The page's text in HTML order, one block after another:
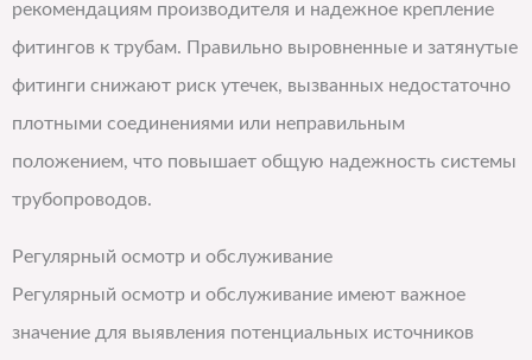
рекомендациям производителя и надежное крепление
фитингов к трубам. Правильно выровненные и затянутые
фитинги снижают риск утечек, вызванных недостаточно
плотными соединениями или неправильным
положением, что повышает общую надежность системы
трубопроводов.
Регулярный осмотр и обслуживание
Регулярный осмотр и обслуживание имеют важное
значение для выявления потенциальных источников